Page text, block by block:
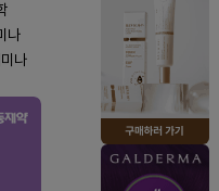
나
나